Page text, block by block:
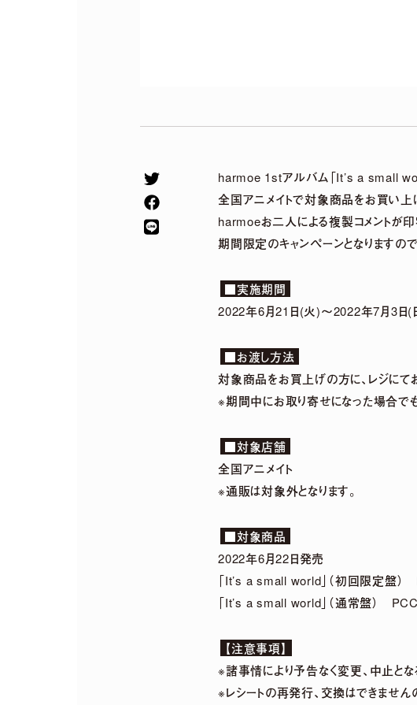
5th Anniversary LIVE「
Special〜 グッズ事後通販 決定
2026.07. 29
「harmoe」×「HMV」 5周年
2026.07.22
2026年12月13日「京(みやこ)
harmoe 1stアルバム「It’s a small
全国アニメイトで対象商品をお買い上
harmoeお二人による複製コメントが印
期間限定のキャンペーンとなりますの
■実施期間
2022年6月21日(火)～2022年7月3日(
■お渡し方法
対象商品をお買上げの方に、レジにて
※期間中にお取り寄せになった場合で
■対象店舗
全国アニメイト
※通販は対象外となります。
■対象商品
2022年6月22日発売
「It’s a small world」（初回限定盤
「It’s a small world」（通常盤）
【注意事項】
※諸事情により予告なく変更、中止とな
※レシートの再発行、交換はできません